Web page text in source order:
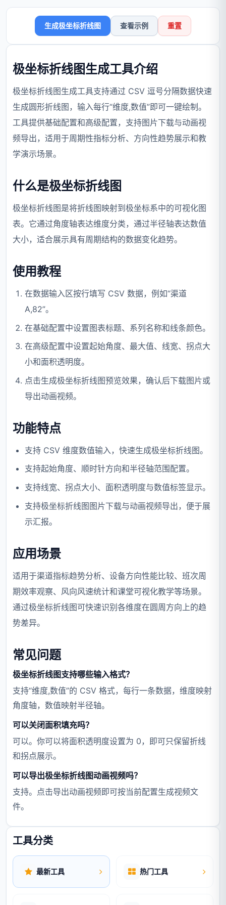
生成极坐标折线图 查看示例 重置
极坐标折线图生成工具介绍
极坐标折线图生成工具支持通过 CSV 逗号分隔数据快速
生成圆形折线图，输入每行“维度,数值”即可一键绘制。
工具提供基础配置和高级配置，支持图片下载与动画视
频导出，适用于周期性指标分析、方向性趋势展示和教
学演示场景。
什么是极坐标折线图
极坐标折线图是将折线图映射到极坐标系中的可视化图
表。它通过角度轴表达维度分类，通过半径轴表达数值
大小，适合展示具有周期结构的数据变化趋势。
使用教程
在数据输入区按行填写 CSV 数据，例如“渠道
A,82”。
在基础配置中设置图表标题、系列名称和线条颜色。
在高级配置中设置起始角度、最大值、线宽、拐点大
小和面积透明度。
点击生成极坐标折线图预览效果，确认后下载图片或
导出动画视频。
功能特点
支持 CSV 维度数值输入，快速生成极坐标折线图。
支持起始角度、顺时针方向和半径轴范围配置。
支持线宽、拐点大小、面积透明度与数值标签显示。
支持极坐标折线图图片下载与动画视频导出，便于展
示汇报。
应用场景
适用于渠道指标趋势分析、设备方向性能比较、班次周
期效率观察、风向风速统计和课堂可视化教学等场景。
通过极坐标折线图可快速识别各维度在圆周方向上的趋
势差异。
常见问题
极坐标折线图支持哪些输入格式？
支持“维度,数值”的 CSV 格式，每行一条数据，维度映射
角度轴，数值映射半径轴。
可以关闭面积填充吗？
可以。你可以将面积透明度设置为 0，即可只保留折线
和拐点展示。
可以导出极坐标折线图动画视频吗？
支持。点击导出动画视频即可按当前配置生成视频文
件。
工具分类
最新工具 热门工具